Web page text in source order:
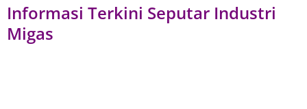
Informasi Terkini Seputar Industri
Migas